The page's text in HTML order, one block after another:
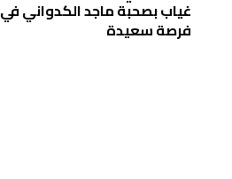
غياب بصحبة ماجد الكدواني في
فرصة سعيدة